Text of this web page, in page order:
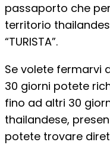
passaporto che
territorio
“TURISTA”.
Se volete fermarvi
30 giorni potete
fino ad altri 30
thailandese,
potete trovare